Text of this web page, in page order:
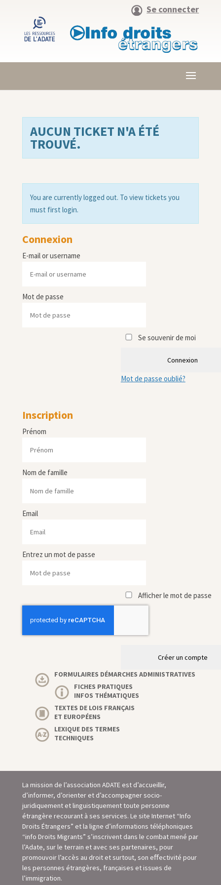
Se connecter
AUCUN TICKET N'A ÉTÉ
TROUVÉ.
You are currently logged out. To view tickets you
must first login.
Connexion
E-mail or username
Mot de passe
Se souvenir de moi
Connexion
Mot de passe oublié?
Inscription
Prénom
Nom de famille
Email
Entrez un mot de passe
Afficher le mot de passe
Créer un compte
FORMULAIRES DÉMARCHES ADMINISTRATIVES
FICHES PRATIQUES
INFOS THÉMATIQUES
TEXTES DE LOIS FRANÇAIS
ET EUROPÉENS
LEXIQUE DES TERMES
TECHNIQUES
La mission de l’association ADATE est d’accueillir,
d’informer, d’orienter et d’accompagner socio-
juridiquement et linguistiquement toute personne
étrangère recourant à ses services. Le site Internet “Info
Droits Étrangers” et la ligne d’informations téléphoniques
“info Droits Migrants” s’inscrivent dans le combat mené par
l’Adate, sur le terrain et avec ses partenaires, pour
promouvoir l’accès au droit et surtout, son eﬀectivité pour
les personnes étrangères, françaises et issues de
l’immigration.